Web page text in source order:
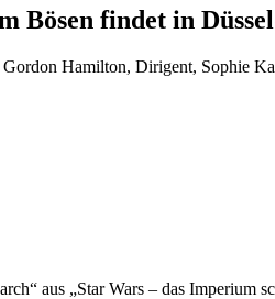
Bösen findet in
aus „Star Wars – das Imperium